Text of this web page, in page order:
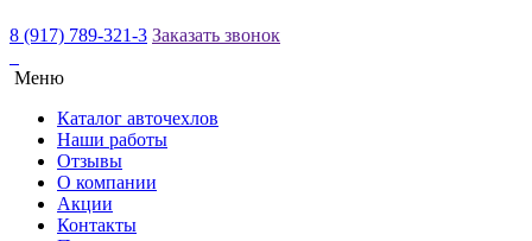
8 (917) 789-321-3 Заказать звонок
Меню
Каталог авточехлов
Наши работы
Отзывы
О компании
Акции
Контакты